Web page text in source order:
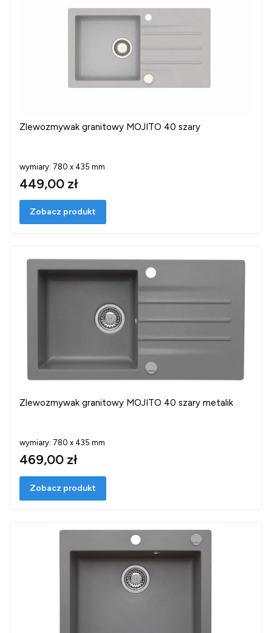
Zlewozmywak granitowy MOJITO 40 szary
wymiary: 780 x 435 mm
449,00 zł
Zobacz produkt
Zlewozmywak granitowy MOJITO 40 szary metalik
wymiary: 780 x 435 mm
469,00 zł
Zobacz produkt